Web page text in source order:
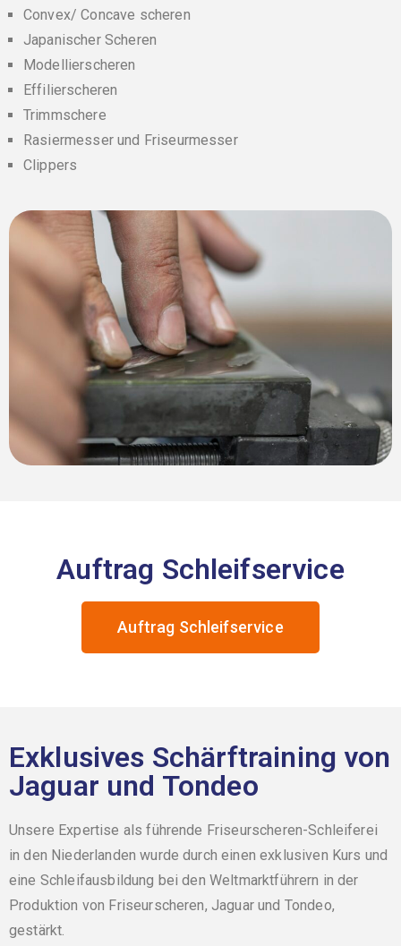
Convex/ Concave scheren
Japanischer Scheren
Modellierscheren
Effilierscheren
Trimmschere
Rasiermesser und Friseurmesser
Clippers
Auftrag Schleifservice
Auftrag Schleifservice
Exklusives Schärftraining von
Jaguar und Tondeo
Unsere Expertise als führende Friseurscheren-Schleiferei
in den Niederlanden wurde durch einen exklusiven Kurs und
eine Schleifausbildung bei den Weltmarktführern in der
Produktion von Friseurscheren, Jaguar und Tondeo,
gestärkt.